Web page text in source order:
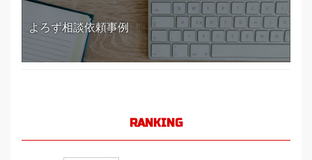
よろず相談依頼事例
RANKING